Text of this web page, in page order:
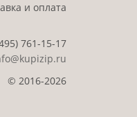
и оплата
761-15-17
© 2016-2026